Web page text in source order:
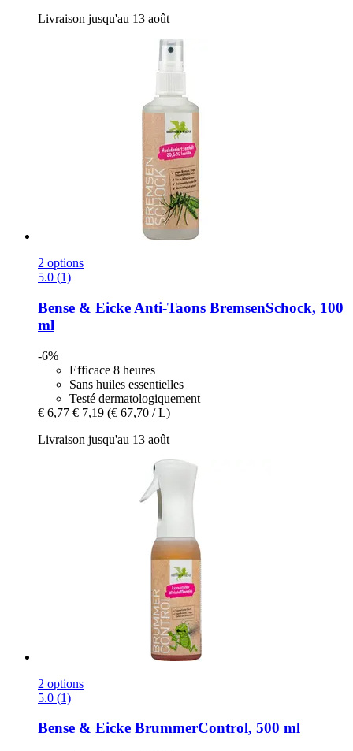
Livraison jusqu'au 13 août
2 options
5.0 (1)
Bense & Eicke Anti-​Taons BremsenSchock, 100
ml
-6%
Efficace 8 heures
Sans huiles essentielles
Testé dermatologiquement
€ 6,77 € 7,19 (€ 67,70 / L)
Livraison jusqu'au 13 août
2 options
5.0 (1)
Bense & Eicke BrummerControl, 500 ml